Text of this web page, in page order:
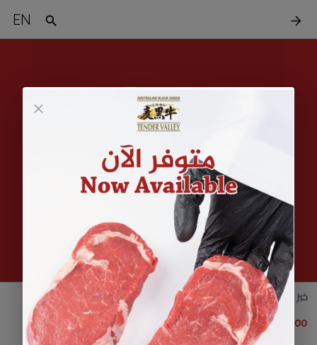
EN
خبز البطاطا للبرجر
1.500 دك